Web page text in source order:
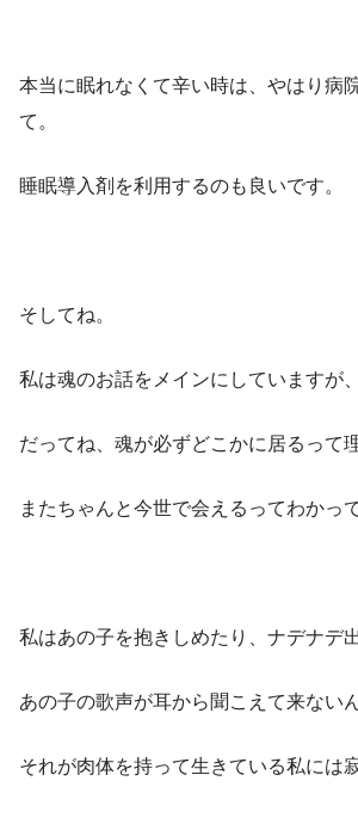
本当に眠れなくて辛い時は、やはり病
て。
睡眠導入剤を利用するのも良いです。
そしてね。
私は魂のお話をメインにしていますが
だってね、魂が必ずどこかに居るって
またちゃんと今世で会えるってわかっ
私はあの子を抱きしめたり、ナデナデ
あの子の歌声が耳から聞こえて来ない
それが肉体を持って生きている私には